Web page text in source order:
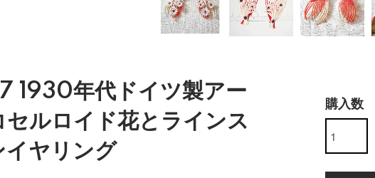
1930年代ドイツ製アー
セルロイド花とラインス
イヤリング
購入数